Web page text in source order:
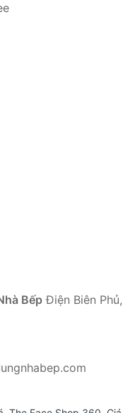
BếpĐiện Biên